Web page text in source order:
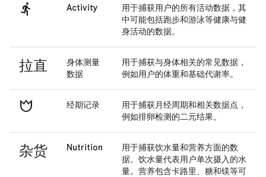
directions_run Activity
用于捕获用户的所有活动数据，其
中可能包括跑步和游泳等健康与健
身活动的数据。
拉直
身体测量
数据
用于捕获与身体相关的常见数据，
例如用户的体重和基础代谢率。
fertile 经期记录
用于捕获月经周期和相关数据点，
例如排卵检测的二元结果。
杂货 Nutrition
用于捕获饮水量和营养方面的数
据。饮水量代表用户单次摄入的水
量。营养包含卡路里、糖和镁等可